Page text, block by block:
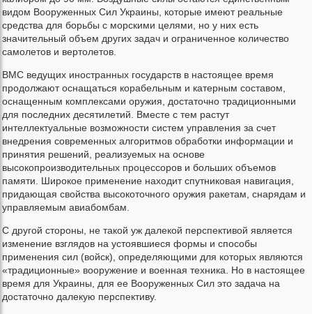
видом Вооруженных Сил Украины, которые имеют реальные
средства для борьбы с морскими целями, но у них есть
значительный объем других задач и ограниченное количество
самолетов и вертолетов.
ВМС ведущих иностранных государств в настоящее время
продолжают оснащаться корабельным и катерным составом,
оснащенным комплексами оружия, достаточно традиционными
для последних десятилетий. Вместе с тем растут
интеллектуальные возможности систем управления за счет
внедрения современных алгоритмов обработки информации и
принятия решений, реализуемых на основе
высокопроизводительных процессоров и больших объемов
памяти. Широкое применение находит спутниковая навигация,
придающая свойства высокоточного оружия ракетам, снарядам и
управляемым авиабомбам.
С другой стороны, не такой уж далекой перспективой является
изменение взглядов на устоявшиеся формы и способы
применения сил (войск), определяющими для которых являются
«традиционные» вооружение и военная техника. Но в настоящее
время для Украины, для ее Вооруженных Сил это задача на
достаточно далекую перспективу.